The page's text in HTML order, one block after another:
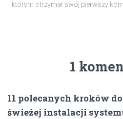
którym otrzymał swój pierwszy
1
11 polecanych kroków
świeżej instalacji